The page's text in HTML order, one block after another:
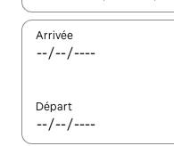
Arrivée
Départ